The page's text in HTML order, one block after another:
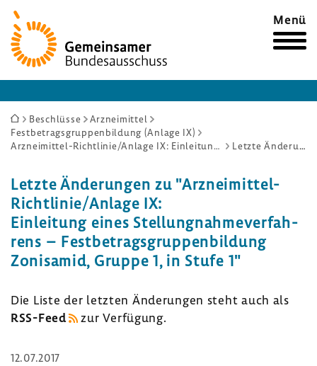
Zur
Startseite
Menü
Sie
sind
Beschlüsse
Arzneimittel
Festbetragsgruppenbildung (Anlage IX)
Arzneimittel-Richtlinie/Anlage IX: Einleitung eines Stellungnahmeverfahrens – Festbetragsgruppenbildung Zonisamid, Gruppe 1, in Stufe 1
Letzte Änderungen
Letzte Ände­rungen zu "Arzneimittel-​
Richtlinie/Anlage IX:
Einlei­tung eines Stel­lung­nah­me­ver­fah­
rens – Fest­be­trags­grup­pen­bil­dung
Zoni­samid, Gruppe 1, in Stufe 1"
Die Liste der letzten Ände­rungen steht auch als
RSS-​Feed
zur Verfü­gung.
12.07.2017